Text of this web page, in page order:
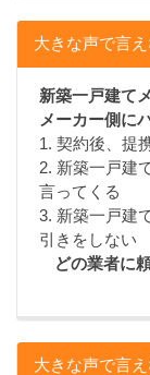
大きな声で言
新築一戸建て
メーカー側に
1. 契約後、提
2. 新築一戸建
言ってくる
3. 新築一戸建
引きをしない
どの業者に
大きな声で言